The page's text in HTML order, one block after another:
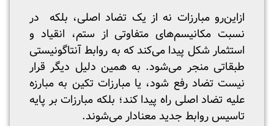
ازاین‌رو مبارزات نه از یک تضاد اصلی، بلکه در
نسبت مکانیسم‌ها‌ی متفاوتی از ستم، انقیاد و
استثمار شکل پیدا می‌کند که به روابط آنتاگونیستی
طبقاتی منجر می‌شود. به همین دلیل دیگر‌ قرار
نیست تضاد رفع شود، یا مبارزات تکین به مبارزه
علیه تضاد اصلی راه پیدا کند؛ بلکه مبارزات بر پایه
تاسیس روابط جدید معنادار می‌شوند.